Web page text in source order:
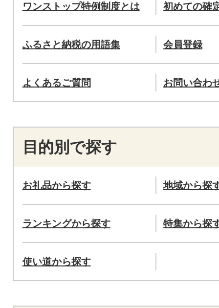
ワンストップ特例制度とは 初めての確
ふるさと納税の用語集 会員登録
よくあるご質問 お問い合わ
目的別で探す
お礼品から探す 地域から探
ランキングから探す 特集から探
使い道から探す